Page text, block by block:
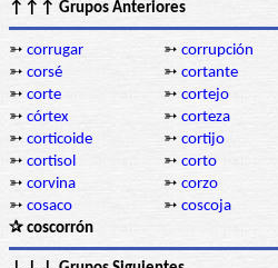
↑↑↑ Grupos Anteriores
➳ corrugar ➳ corrupción
➳ corsé ➳ cortante
➳ corte ➳ cortejo
➳ córtex ➳ corteza
➳ corticoide ➳ cortijo
➳ cortisol ➳ corto
➳ corvina ➳ corzo
➳ cosaco ➳ coscoja
✰ coscorrón